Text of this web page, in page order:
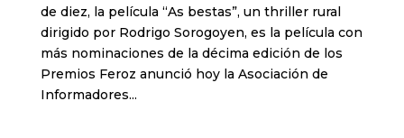
de diez, la película “As bestas”, un thriller rural
dirigido por Rodrigo Sorogoyen, es la película con
más nominaciones de la décima edición de los
Premios Feroz anunció hoy la Asociación de
Informadores...